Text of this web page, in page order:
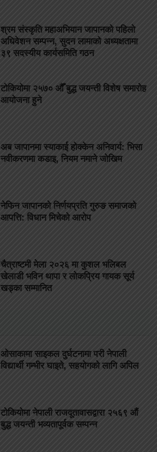
श्रम संस्कृति महाअभियान जापानको पहिलो
अधिवेशन सम्पन्न, सुदन लामाको अध्यक्षतामा
३९ सदस्यीय कार्यसमिति गठन
टोकियोमा २५७० औँ बुद्ध जयन्ती विशेष समारोह
आयोजना हुने
अब जापानमा स्याकाई होक्केन अनिवार्य: भिसा
नवीकरणमा कडाइ, नियम नमाने जोखिम
नेफिन जापानको निर्णयप्रति गुरुङ समाजको
आपत्ति: विधान मिचेको आरोप
चैत्राष्टमी मेला २०२६ मा कुशल भलिबल
खेलाडी भविन थापा र लोकप्रिय गायक सूर्य
खड्का सम्मानित
ओसाकामा साइकल दुर्घटनामा परी नेपाली
विद्यार्थी गम्भीर घाइते, सहयोगको लागि अपिल
टोकियोमा नेपाली राजदूतावासद्वारा २५६९ औं
बुद्ध जयन्ती भव्यतापूर्वक सम्पन्न